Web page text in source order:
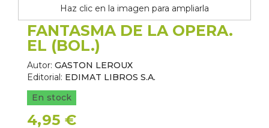
Haz clic en la imagen para ampliarla
FANTASMA DE LA OPERA.
EL (BOL.)
Autor: GASTON LEROUX
Editorial: EDIMAT LIBROS S.A.
En stock
4,95 €